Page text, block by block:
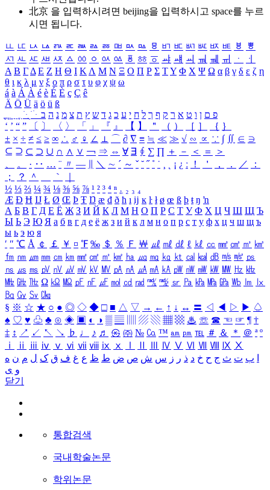
北京 을 입력하시려면 beijing을 입력하시고 space를 누르
시면 됩니다.
ㅥ ㅦ ㅧ ㅨ ㅩ ㅪ ㅫ ㅬ ㅭ ㅮ ㅯ ㅰ ㅱ ㅲ ㅳ ㅴ ㅵ ㅶ ㅷ ㅸ
ㅹ
ㅺ ㅻ ㅼ ㅽ ㅾ ㅿ ㆀ ㆁ ㆂ ㆃ ㆄ ㆅ ㆆ ㆇ ㆈ ㆉ ㆊ ㆋ ㆌ ㆍ
ㆎ
Α Β ΓΔ Ε Ζ Η Θ Ι ΚΛ Μ Ν Ξ Ο Π Ρ Σ ΤΥ Φ Χ Ψ Ω α β γ δ ε ζ η
θ ι κ λ μ ν ξ ο π ρ σ τ υ φ χ ψ ω
á à Á À é è É È ç Ç ê
Ä Ö Ü ä ö ü ß
ִֶֹ ֻּ ׁׂ פ ם ן ו ט א ר ק ף ך ל ח י ע כ ג ד ש ץ ת צ מ נ ה ב
‘ ’ “ ” 〔 〕 〈 〉 「 」 『 』 【 】 ＂ （ ） ［ ］ ｛ ｝
± × ÷ ≠ ≤ ≥ ∞ ∴ ♂ ♀ ∠ ⊥ ⌒ ∂ ∇ ≡ ≒ ≪ ≫ √ ∽ ∝ ∵ ∫ ∬ ∈ ∋
⊆ ⊇ ⊂ ⊃ ∪ ∩ ∧ ∨ ￢ ⇒ ⇔ ∀ ∃ ∮ ∑ ∏ ＋ － ＜ ＝
＞
、
。 · ‥ … ¨ 〃 ― ＼ ∼ ´ ～ ˇ ˘ ˝ ˚ ˙ ¸ ¡ ¿ ː ！ ＇ ， ． ／
：
；
？ ＾ ｀
½ ⅓ ⅔ ¼ ¾ ⅛ ⅜ ⅝ ⅞ ¹ ² ³ ⁴ ⁿ ₁ ₂ ₃ ₄
Æ Ð Ħ Ĳ Ł Ø Œ Þ Ŧ Ŋ æ đ ð ħ ı ĳ ĸ ŀ ł ø œ ß þ ŧ ŋ ŉ
А Б В Г Д Е Ё Ж З И Й К Л М Н О П Р С Т У Ф Х Ц Ч Ш Щ Ъ
Ы Ь Э Ю Я а б в г д е ё ж з и й к л м н о п р с т у ф х ц ч ш щ ъ
ы ь э ю я
′ ″ ℃ Å ￠ ￡ ￥ ¤ ℉ ‰ ＄ ％ Ｆ ￦ ㎕ ㎖ ㎗ ℓ ㎘ ㏄ ㎣ ㎤ ㎥ ㎦
㎙ ㎚ ㎛ ㎜ ㎝ ㎞ ㎟ ㎠ ㎡ ㎢ ㏊ ㎍ ㎎ ㎏ ㏏ ㎈ ㎉ ㏈ ㎧ ㎨ ㎰
㎱ ㎲ ㎳ ㎴ ㎵ ㎶ ㎷ ㎸ ㎹ ㎀ ㎁ ㎂ ㎃ ㎄ ㎺ ㎻ ㎽ ㎾ ㎿ ㎐ ㎑
㎒ ㎓ ㎔ Ω ㏀ ㏁ ㎊ ㎋ ㎌ ㏖ ㏅ ㎭ ㎮ ㎯ ㏛ ㎩ ㎪ ㎫ ㎬ ㏝ ㏐
㏓
㏃ ㏉ ㏜ ㏆
§ ※ ☆ ★ ○ ● ◎ ◇ ◆ □ ■ △ ▽ → ← ↑ ↓ ↔ 〓 ◁ ◀ ▷ ▶ ♤
♠ ♡ ♥ ♧ ♣ ⊙ ◈ ▣ ◐ ◑ ▒ ▤ ▨ ▧ ▦ ▩ ♨ ☏ ☎ ☜ ☞ ¶ †
‡ ↕ ↗ ↙ ↖ ↘ ♭ ♩ ♪ ♬ ㉿ ㈜ № ㏇ ™ ㏂ ㏘ ℡ ＃ ＆ ＊ ＠ ª º
ⅰ
ⅱ ⅲ ⅳ ⅴ ⅵ ⅶ ⅷ ⅸ ⅹ Ⅳ Ⅴ Ⅵ Ⅶ Ⅷ Ⅸ Ⅹ
ب ت ث ج ح خ د ذ ر ز س ش ص ض ط ظ ع غ ف ق ک ل م ن ه
و ی
닫기
통합검색
국내학술논문
학위논문